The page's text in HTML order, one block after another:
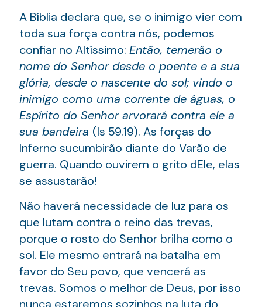
A Bíblia declara que, se o inimigo vier com
toda sua força contra nós, podemos
confiar no Altíssimo: Então, temerão o
nome do Senhor desde o poente e a sua
glória, desde o nascente do sol; vindo o
inimigo como uma corrente de águas, o
Espírito do Senhor arvorará contra ele a
sua bandeira (Is 59.19). As forças do
Inferno sucumbirão diante do Varão de
guerra. Quando ouvirem o grito dEle, elas
se assustarão!
Não haverá necessidade de luz para os
que lutam contra o reino das trevas,
porque o rosto do Senhor brilha como o
sol. Ele mesmo entrará na batalha em
favor do Seu povo, que vencerá as
trevas. Somos o melhor de Deus, por isso
nunca estaremos sozinhos na luta do